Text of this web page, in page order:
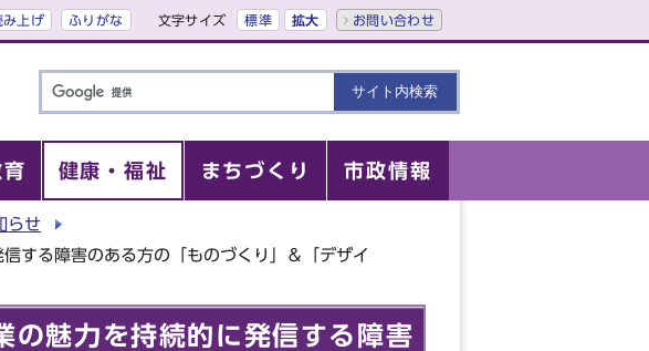
み上げ ふりがな 文字サイズ 標準 拡大 お問い合わせ
健康・福祉 まちづくり 市政情報
らせ
する障害のある方の「ものづくり」＆「デザイ
魅力を持続的に発信する障害